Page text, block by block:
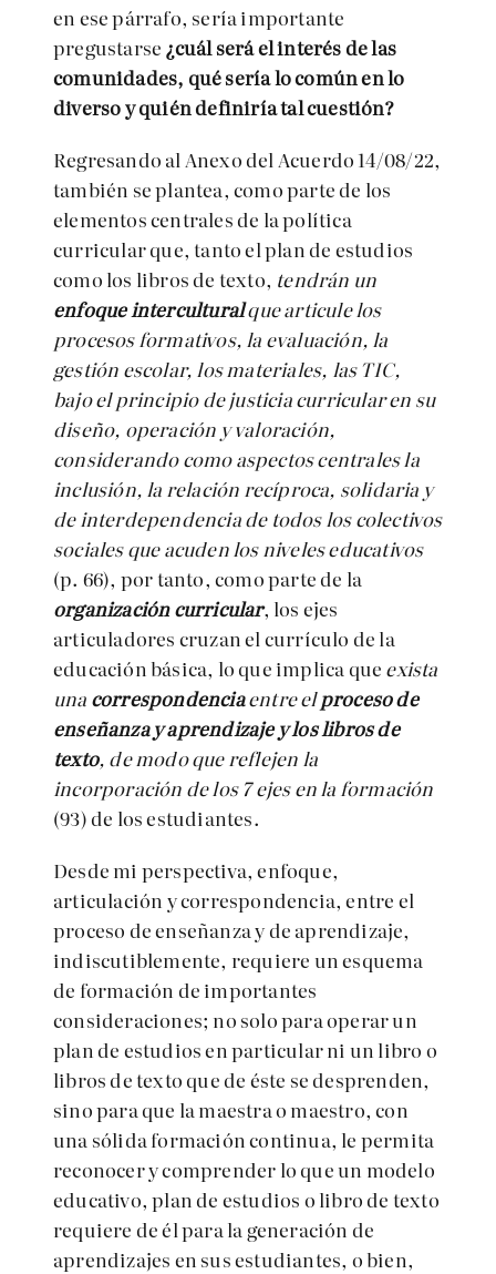
en ese párrafo, sería importante
pregustarse ¿cuál será el interés de las
comunidades, qué sería lo común en lo
diverso y quién definiría tal cuestión?
Regresando al Anexo del Acuerdo 14/08/22,
también se plantea, como parte de los
elementos centrales de la política
curricular que, tanto el plan de estudios
como los libros de texto, tendrán un
enfoque interculturalque articule los
procesos formativos, la evaluación, la
gestión escolar, los materiales, las TIC,
bajo el principio de justicia curricular en su
diseño, operación y valoración,
considerando como aspectos centrales la
inclusión, la relación recíproca, solidaria y
de interdependencia de todos los colectivos
sociales que acuden los niveles educativos
(p. 66), por tanto, como parte de la
organización curricular, los ejes
articuladores cruzan el currículo de la
educación básica, lo que implica que exista
una correspondenciaentre elproceso de
enseñanza y aprendizaje y los libros de
texto, de modo que reflejen la
incorporación de los 7 ejes en la formación
(93) de los estudiantes.
Desde mi perspectiva, enfoque,
articulación y correspondencia, entre el
proceso de enseñanza y de aprendizaje,
indiscutiblemente, requiere un esquema
de formación de importantes
consideraciones; no solo para operar un
plan de estudios en particular ni un libro o
libros de texto que de éste se desprenden,
sino para que la maestra o maestro, con
una sólida formación continua, le permita
reconocer y comprender lo que un modelo
educativo, plan de estudios o libro de texto
requiere de él para la generación de
aprendizajes en sus estudiantes, o bien,